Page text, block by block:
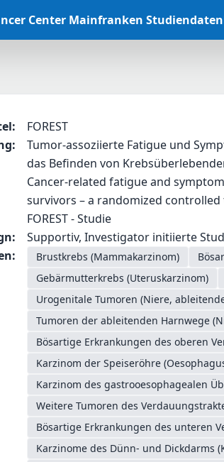
Center Mainfranken
:
FOREST
:
Tumor-assoziierte Fatigue und
das Befinden von
Cancer-related fatigue and
survivors – a randomized controlled
FOREST - Studie
:
Supportiv, Investigator initiierte
: Brustkrebs (Mammakarzinom)
Gebärmutterkrebs (Uteruskarzinom)
Urogenitale Tumoren (Niere,
Tumoren der ableitenden Harnwege
Bösartige Erkrankungen des oberen
Karzinom der Speiseröhre
Karzinom des gastrooesophagealen
Weitere Tumoren des
Bösartige Erkrankungen des unteren
Karzinome des Dünn- und Dickdarms